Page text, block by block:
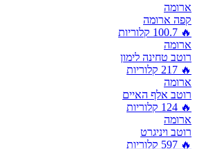
ארומה
קפה ארומה
🔥
100.7 קלוריות
ארומה
רוטב טחינה לימון
🔥
217 קלוריות
ארומה
רוטב אלף האיים
🔥
124 קלוריות
ארומה
רוטב ויניגרט
🔥
597 קלוריות